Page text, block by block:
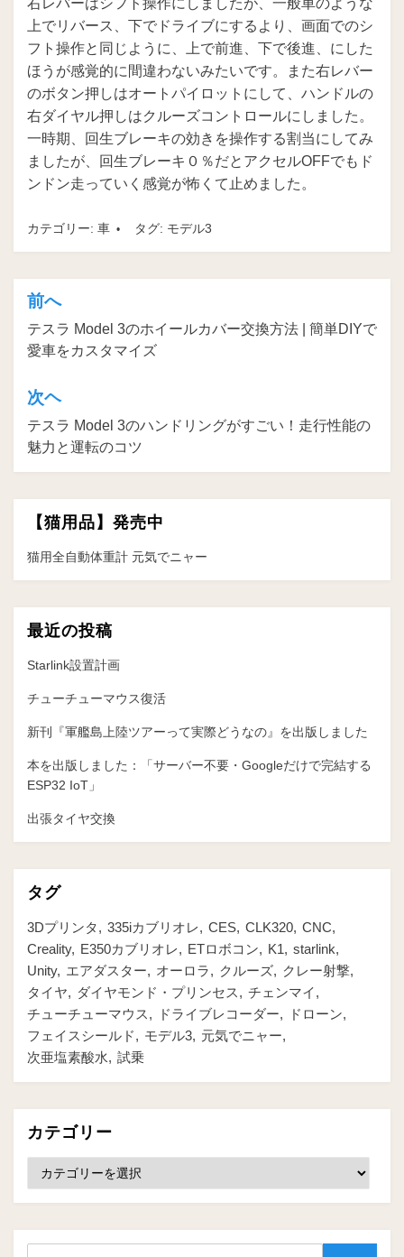
上でリバース、下でドライブにするより、画面でのシ
フト操作と同じように、上で前進、下で後進、にした
ほうが感覚的に間違わないみたいです。また右レバー
のボタン押しはオートパイロットにして、ハンドルの
右ダイヤル押しはクルーズコントロールにしました。
一時期、回生ブレーキの効きを操作する割当にしてみ
ましたが、回生ブレーキ０％だとアクセルOFFでもド
ンドン走っていく感覚が怖くて止めました。
カテゴリー: 車 タグ: モデル3
投
稿
ナ
ビ
ゲ
ー
ョ
前へ
テスラ Model 3のホイールカバー交換方法 | 簡単DIYで
愛車をカスタマイズ
次ヘ
テスラ Model 3のハンドリングがすごい！走行性能の
魅力と運転のコツ
【猫用品】発売中
猫用全自動体重計 元気でニャー
最近の投稿
Starlink設置計画
チューチューマウス復活
新刊『軍艦島上陸ツアーって実際どうなの』を出版しました
本を出版しました：「サーバー不要・Googleだけで完結する
ESP32 IoT」
出張タイヤ交換
タグ
3Dプリンタ 335iカブリオレ CES CLK320 CNC
Creality
E350カブリオレ ETロボコン K1
starlink
Unity
エアダスター オーロラ クルーズ
クレー射撃
タイヤ
ダイヤモンド・プリンセス
チェンマイ
チューチューマウス
ドライブレコーダー
ドローン
フェイスシールド
モデル3
元気でニャー
次亜塩素酸水
試乗
カテゴリー
ゴ
ー